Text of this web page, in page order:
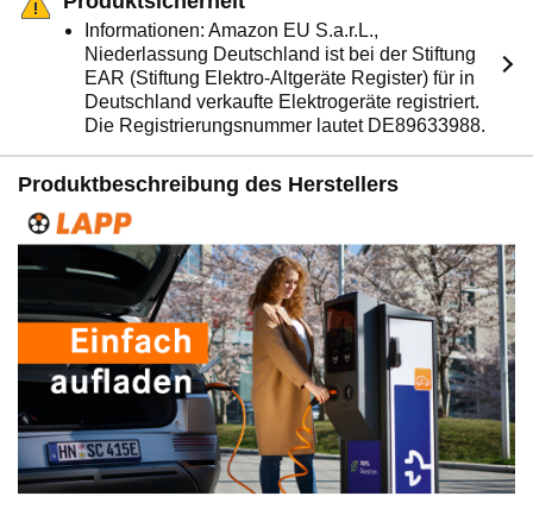
Informationen: Amazon EU S.a.r.L.,
Niederlassung Deutschland ist bei der Stiftung
EAR (Stiftung Elektro-Altgeräte Register) für in
Deutschland verkaufte Elektrogeräte registriert.
Die Registrierungsnummer lautet DE89633988.
Produktbeschreibung des Herstellers